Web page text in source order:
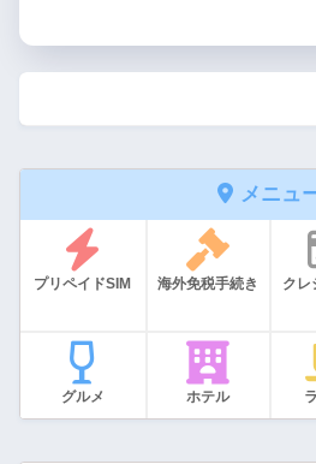
メニュ
プリペイドSIM 海外免税手続き
クレ
グルメ ホテル